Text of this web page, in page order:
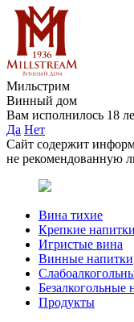
Мильстрим
Винный дом
Вам исполнилось 18
Да Нет
Сайт содержит
не рекомендованную
Вина тихие
Крепкие напитки
Игристые вина
Винные напитки
Безалкогольные
Продукты